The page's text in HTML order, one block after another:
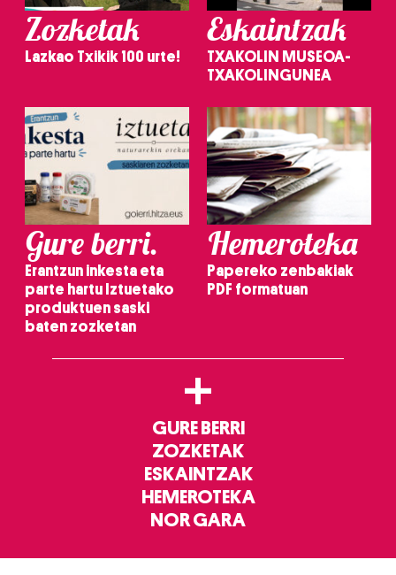
Zozketak
Lazkao Txikik 100 urte!
Eskaintzak
TXAKOLIN MUSEOA-
TXAKOLINGUNEA
Gure berri.
Erantzun inkesta eta
parte hartu Iztuetako
produktuen saski
baten zozketan
Hemeroteka
Papereko zenbakiak
PDF formatuan
+
GURE BERRI
ZOZKETAK
ESKAINTZAK
HEMEROTEKA
NOR GARA